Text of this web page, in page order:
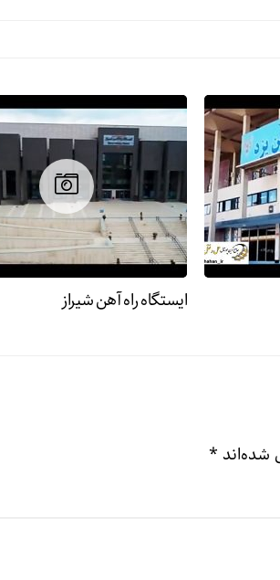
ایستگاه راه آهن شیراز
شده‌اند *